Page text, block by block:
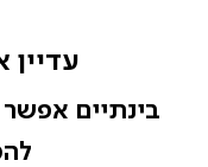
עדיין
בינתיים